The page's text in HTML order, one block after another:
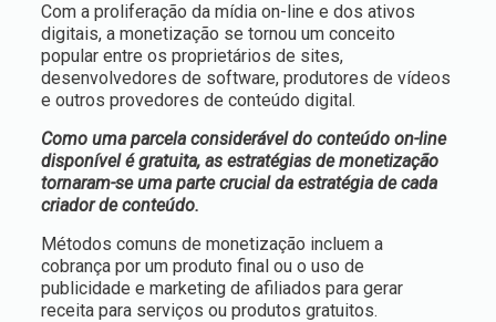
Com a proliferação da mídia on-line e dos ativos
digitais, a monetização se tornou um conceito
popular entre os proprietários de sites,
desenvolvedores de software, produtores de vídeos
e outros provedores de conteúdo digital.
Como uma parcela considerável do conteúdo on-line
disponível é gratuita, as estratégias de monetização
tornaram-se uma parte crucial da estratégia de cada
criador de conteúdo.
Métodos comuns de monetização incluem a
cobrança por um produto final ou o uso de
publicidade e marketing de afiliados para gerar
receita para serviços ou produtos gratuitos.